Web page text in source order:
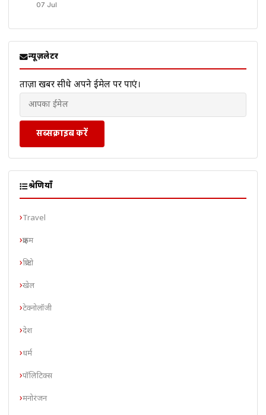
07 Jul
न्यूज़लेटर
ताज़ा खबरें सीधे अपने ईमेल पर पाएं।
सब्सक्राइब करें
श्रेणियाँ
Travel
क्राइम
क्रिप्टो
खेल
टेक्नोलॉजी
देश
धर्म
पॉलिटिक्स
मनोरंजन